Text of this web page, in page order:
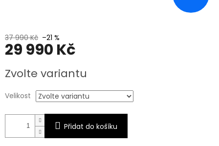
37 990 Kč –21 %
29 990 Kč
cena:
Zvolte variantu
Velikost
Přidat do košíku